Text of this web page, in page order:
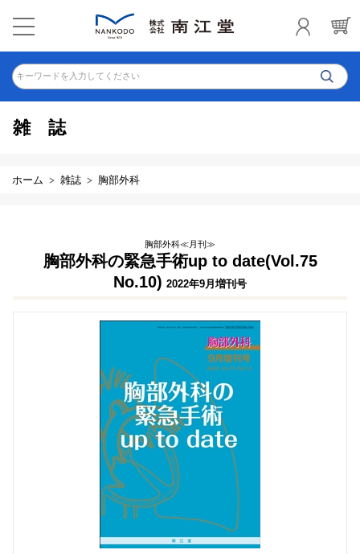
キーワードを入力してください
雑誌
ホーム 雑誌 胸部外科
胸部外科≪月刊≫
胸部外科の緊急手術up to date(Vol.75
No.10) 2022年9月増刊号